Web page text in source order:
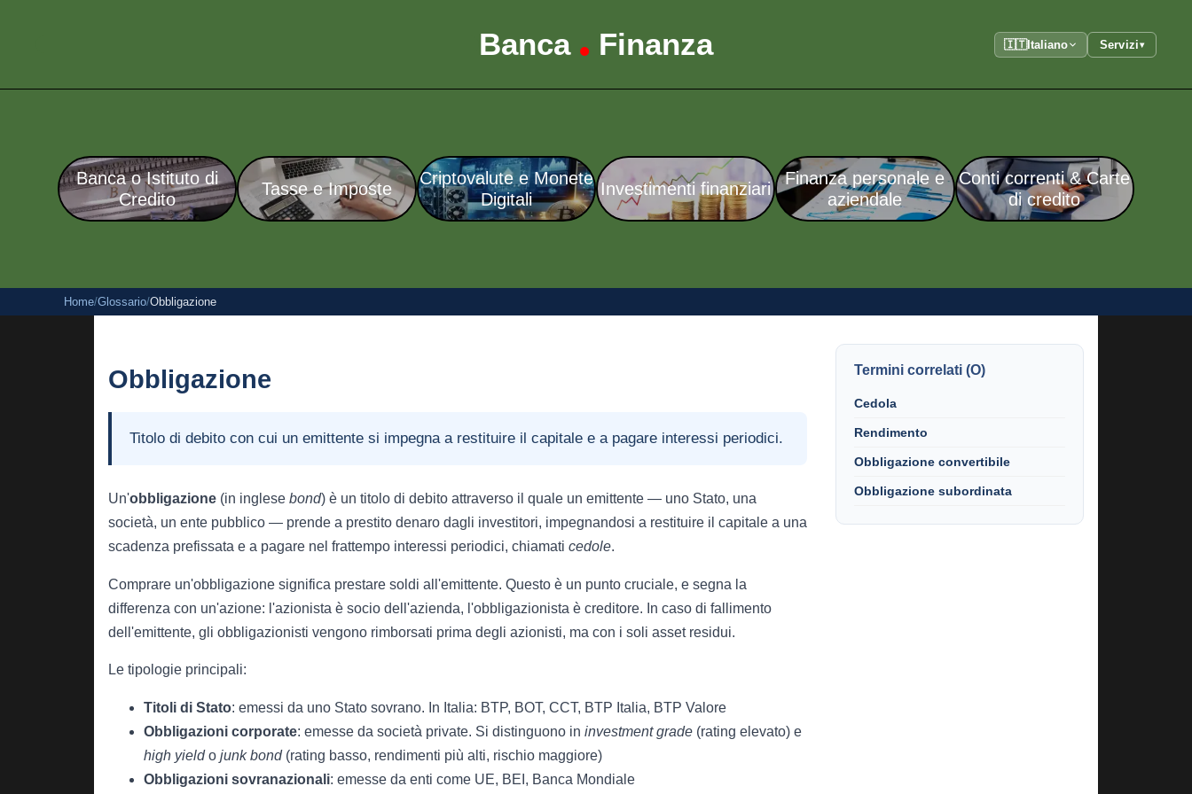
Banca • Finanza 🇮🇹Italiano Servizi▾
Banca o Istituto di
Credito
Tasse e Imposte
Criptovalute e Monete
Digitali
Investimenti finanziari
Finanza personale e
aziendale
Conti correnti & Carte
di credito
Home/Glossario/Obbligazione
Obbligazione
Titolo di debito con cui un emittente si impegna a restituire il capitale e a pagare interessi periodici.
Un'obbligazione (in inglese bond) è un titolo di debito attraverso il quale un emittente — uno Stato, una
società, un ente pubblico — prende a prestito denaro dagli investitori, impegnandosi a restituire il capitale a una
scadenza prefissata e a pagare nel frattempo interessi periodici, chiamati cedole.
Comprare un'obbligazione significa prestare soldi all'emittente. Questo è un punto cruciale, e segna la
differenza con un'azione: l'azionista è socio dell'azienda, l'obbligazionista è creditore. In caso di fallimento
dell'emittente, gli obbligazionisti vengono rimborsati prima degli azionisti, ma con i soli asset residui.
Le tipologie principali:
Titoli di Stato: emessi da uno Stato sovrano. In Italia: BTP, BOT, CCT, BTP Italia, BTP Valore
Obbligazioni corporate: emesse da società private. Si distinguono in investment grade (rating elevato) e
high yieldo junk bond(rating basso, rendimenti più alti, rischio maggiore)
Obbligazioni sovranazionali: emesse da enti come UE, BEI, Banca Mondiale
Termini correlati (O)
Cedola
Rendimento
Obbligazione convertibile
Obbligazione subordinata